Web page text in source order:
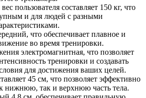
пользователя составляет 150 кг, что
и для людей с разными
что обеспечивает плавное и
во время тренировки.
электромагнитная, что позволяет
тренировки и создавать
для достижения ваших целей.
45 см, что позволяет эффективно
нижнюю, так и верхнюю часть тела.